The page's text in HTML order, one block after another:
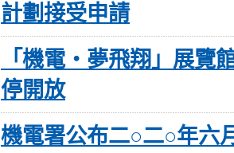
計劃接受申請
「機電‧夢飛翔」展覽
停開放
機電署公布二○二○年六